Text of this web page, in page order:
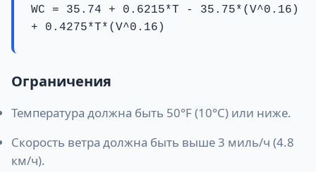
WC = 35.74 + 0.6215*T - 35.75*(V^0.16)
+ 0.4275*T*(V^0.16)
Ограничения
Температура должна быть 50°F (10°C) или ниже.
Скорость ветра должна быть выше 3 миль/ч (4.8
км/ч).